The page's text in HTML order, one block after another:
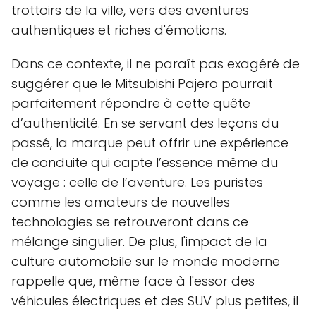
trottoirs de la ville, vers des aventures
authentiques et riches d'émotions.
Dans ce contexte, il ne paraît pas exagéré de
suggérer que le Mitsubishi Pajero pourrait
parfaitement répondre à cette quête
d’authenticité. En se servant des leçons du
passé, la marque peut offrir une expérience
de conduite qui capte l’essence même du
voyage : celle de l’aventure. Les puristes
comme les amateurs de nouvelles
technologies se retrouveront dans ce
mélange singulier. De plus, l'impact de la
culture automobile sur le monde moderne
rappelle que, même face à l'essor des
véhicules électriques et des SUV plus petites, il